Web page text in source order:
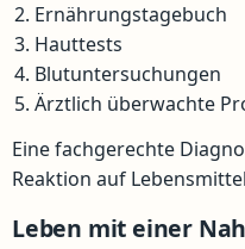
Ernährungstagebuch
Hauttests
Blutuntersuchungen
Ärztlich überwachte
Eine fachgerechte
Reaktion auf
Leben mit einer